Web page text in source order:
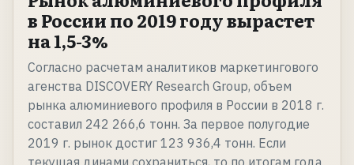
в России по 2019 году вырастет
на 1,5-3%
Согласно расчетам аналитиков маркетингового
агенства DISCOVERY Research Group, объем
рынка алюминиевого профиля в России в 2018 г.
составил 242 266,6 тонн. За первое полугодие
2019 г. рынок достиг 123 936,4 тонн. Если